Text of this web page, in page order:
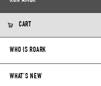
CART
WHO IS ROARK
WHAT’S NEW